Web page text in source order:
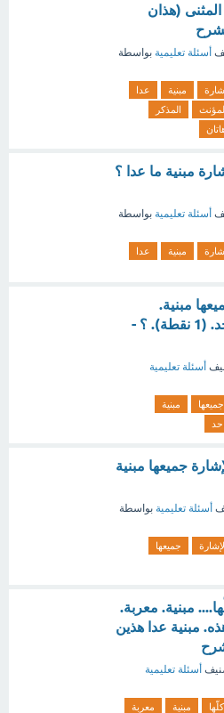
(هذان
أسئلة تعليمية بواسطة
مبنية
عدا
المذكر
مبنية ما عدا ؟
أسئلة تعليمية بواسطة
مبنية عدا
مبنية.
السؤال. خيار واحد. (1 نقطة). ؟ -
أسئلة تعليمية
جميعها
مبنية
جميعها مبنية
أسئلة تعليمية بواسطة
جميعها
مبنية. معربة.
مبنية عدا هذين
أسئلة تعليمية
كلّها مبنية
معربة